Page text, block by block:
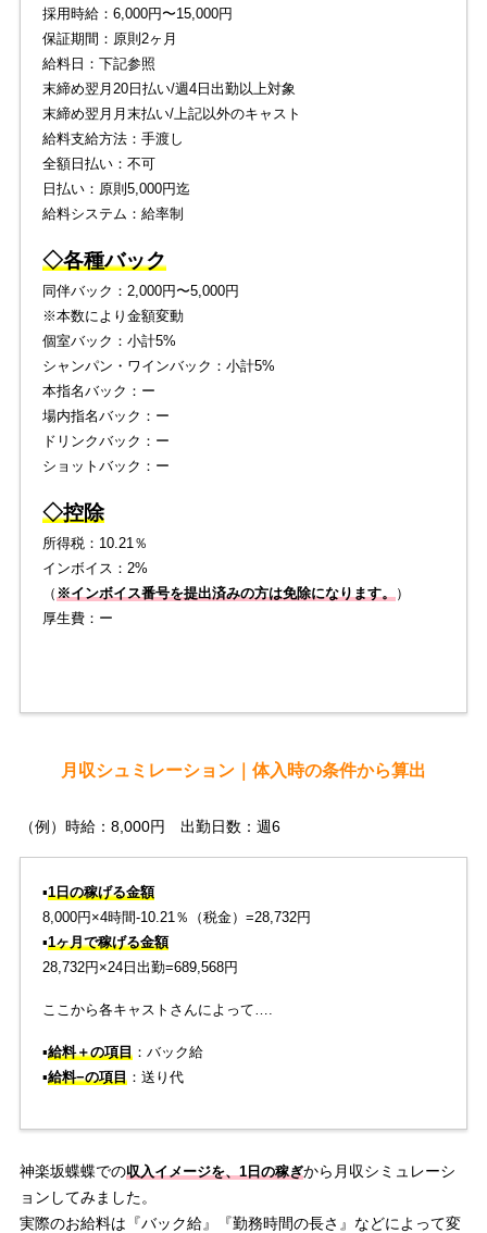
採用時給：6,000円〜15,000円
保証期間：原則2ヶ月
給料日：下記参照
末締め翌月20日払い/週4日出勤以上対象
末締め翌月月末払い/上記以外のキャスト
給料支給方法：手渡し
全額日払い：不可
日払い：原則5,000円迄
給料システム：給率制
◇各種バック
同伴バック：2,000円〜5,000円
※本数により金額変動
個室バック：小計5%
シャンパン・ワインバック：小計5%
本指名バック：ー
場内指名バック：ー
ドリンクバック：ー
ショットバック：ー
◇控除
所得税：10.21％
インボイス：2%
（ ※インボイス番号を提出済みの方は免除になります。
）
厚生費：ー
月収シュミレーション｜体入時の条件から算出
（例）時給：8,000円 出勤日数：週6
▪️1日の稼げる金額
8,000円×4時間-10.21％（税金）=28,732円
▪️1ヶ月で稼げる金額
28,732円×24日出勤=689,568円
ここから各キャストさんによって….
▪️給料＋の項目：バック給
▪️給料−の項目：送り代
神楽坂蝶蝶での収入イメージを、1日の稼ぎから月収シミュレーシ
ョンしてみました。
実際のお給料は『バック給』『勤務時間の長さ』などによって変